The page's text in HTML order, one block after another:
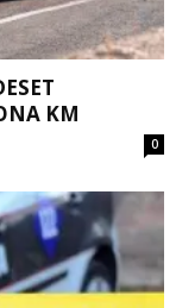
KM
0